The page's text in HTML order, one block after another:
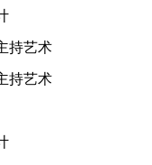
持艺术
持艺术